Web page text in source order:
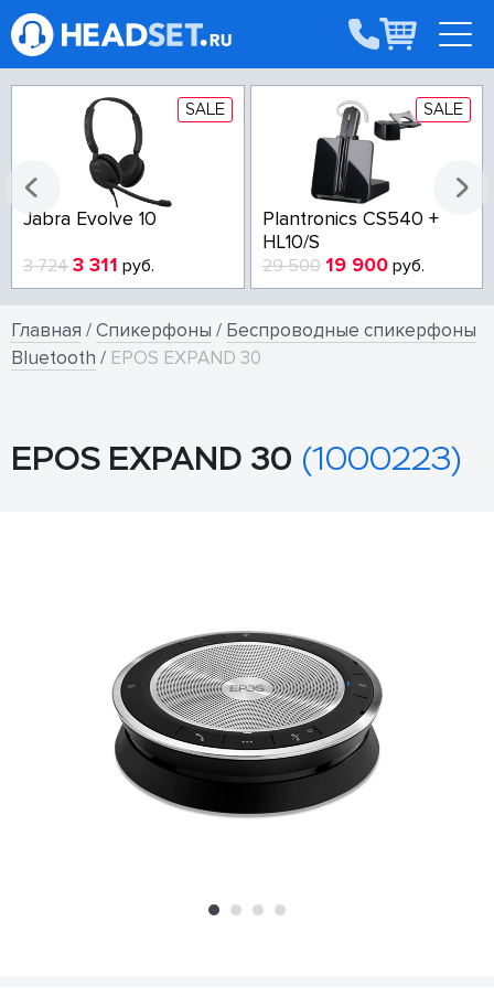
SALE
Jabra Evolve 10
3 724 3 311 руб.
SALE
Plantronics CS540 +
HL10/S
29 500 19 900руб.
Главная /Спикерфоны / Беспроводные спикерфоны
Bluetooth / EPOS EXPAND 30
EPOS EXPAND 30 (1000223)